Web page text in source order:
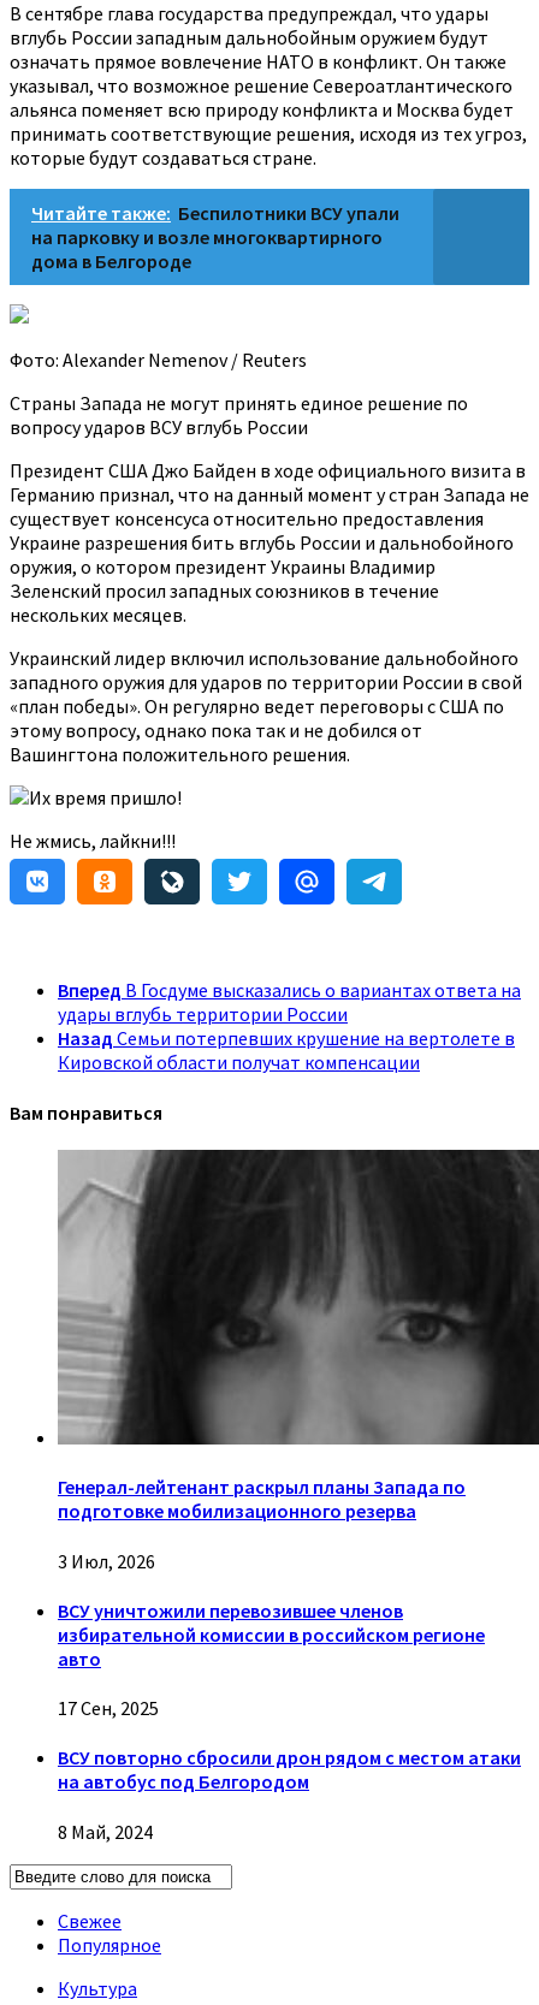
В сентябре глава государства предупреждал, что удары
вглубь России западным дальнобойным оружием будут
означать прямое вовлечение НАТО в конфликт. Он также
указывал, что возможное решение Североатлантического
альянса поменяет всю природу конфликта и Москва будет
принимать соответствующие решения, исходя из тех угроз,
которые будут создаваться стране.
Читайте также: Беспилотники ВСУ упали
на парковку и возле многоквартирного
дома в Белгороде
Фото: Alexander Nemenov / Reuters
Страны Запада не могут принять единое решение по
вопросу ударов ВСУ вглубь России
Президент США Джо Байден в ходе официального визита в
Германию признал, что на данный момент у стран Запада не
существует консенсуса относительно предоставления
Украине разрешения бить вглубь России и дальнобойного
оружия, о котором президент Украины Владимир
Зеленский просил западных союзников в течение
нескольких месяцев.
Украинский лидер включил использование дальнобойного
западного оружия для ударов по территории России в свой
«план победы». Он регулярно ведет переговоры с США по
этому вопросу, однако пока так и не добился от
Вашингтона положительного решения.
Их время пришло!
Не жмись, лайкни!!!
Вперед В Госдуме высказались о вариантах ответа на
удары вглубь территории России
Назад Семьи потерпевших крушение на вертолете в
Кировской области получат компенсации
Вам понравиться
Генерал-лейтенант раскрыл планы Запада по
подготовке мобилизационного резерва
3 Июл, 2026
ВСУ уничтожили перевозившее членов
избирательной комиссии в российском регионе
авто
17 Сен, 2025
ВСУ повторно сбросили дрон рядом с местом атаки
на автобус под Белгородом
8 Май, 2024
Свежее
Популярное
Культура